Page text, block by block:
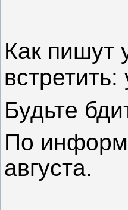
Как пишут
Будьте
По
августа.